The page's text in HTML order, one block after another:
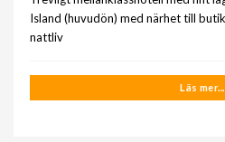
Island (huvudön) med närhet till
nattliv
Läs mer...